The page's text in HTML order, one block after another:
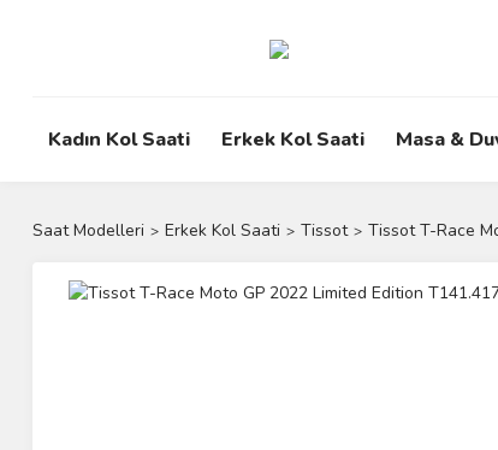
Kadın Kol Saati Erkek Kol Saati Masa &
Saat Modelleri Erkek Kol Saati Tissot Tissot T-Race